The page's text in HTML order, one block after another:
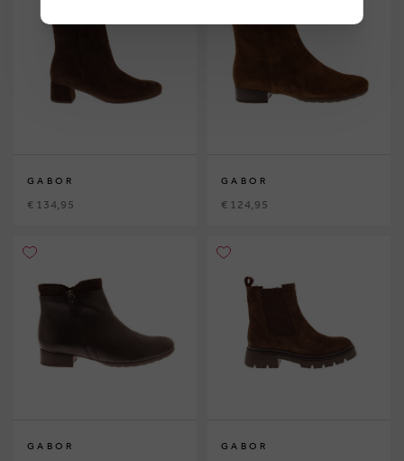
GABOR
€ 134,95
GABOR
€ 124,95
GABOR GABOR